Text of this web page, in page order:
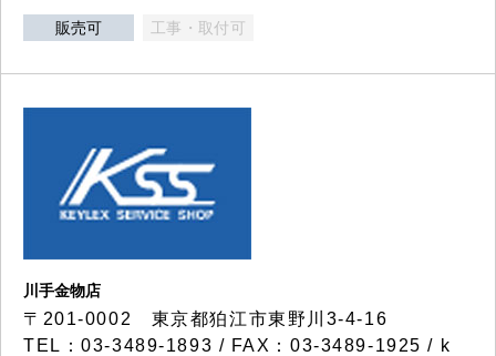
販売可 工事・取付可
川手金物店
〒201-0002 東京都狛江市東野川3-4-16
TEL：03-3489-1893 / FAX：03-3489-1925 / k